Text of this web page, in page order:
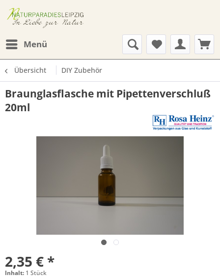
Menü
Übersicht DIY Zubehör
Braunglasflasche mit Pipettenverschluß
20ml
2,35 € *
Inhalt: 1 Stück